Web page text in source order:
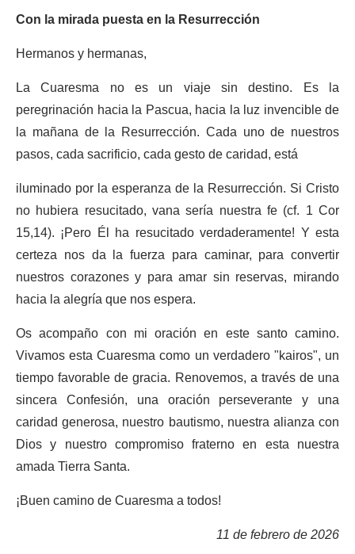
Con la mirada puesta en la Resurrección
Hermanos y hermanas,
La Cuaresma no es un viaje sin destino. Es la
peregrinación hacia la Pascua, hacia la luz invencible de
la mañana de la Resurrección. Cada uno de nuestros
pasos, cada sacrificio, cada gesto de caridad, está
iluminado por la esperanza de la Resurrección. Si Cristo
no hubiera resucitado, vana sería nuestra fe (cf. 1 Cor
15,14). ¡Pero Él ha resucitado verdaderamente! Y esta
certeza nos da la fuerza para caminar, para convertir
nuestros corazones y para amar sin reservas, mirando
hacia la alegría que nos espera.
Os acompaño con mi oración en este santo camino.
Vivamos esta Cuaresma como un verdadero "kairos", un
tiempo favorable de gracia. Renovemos, a través de una
sincera Confesión, una oración perseverante y una
caridad generosa, nuestro bautismo, nuestra alianza con
Dios y nuestro compromiso fraterno en esta nuestra
amada Tierra Santa.
¡Buen camino de Cuaresma a todos!
11 de febrero de 2026